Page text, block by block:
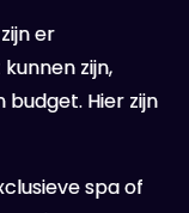
er
zijn,
budget. Hier zijn
spa of